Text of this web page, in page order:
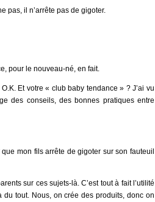
pas, il n’arrête pas de gigoter.
pour le nouveau-né, en fait.
Et votre « club baby tendance » ? J’ai vu
des conseils, des bonnes pratiques entre
mon fils arrête de gigoter sur son fauteuil
sur ces sujets-là. C’est tout à fait l’utilité
du tout. Nous, on crée des produits, donc on